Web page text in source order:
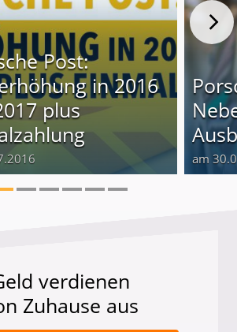
Post:
in 2016
plus
am
verdienen
Zuhause aus